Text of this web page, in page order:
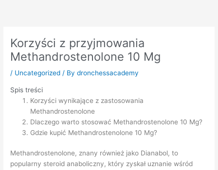
Korzyści z przyjmowania
Methandrostenolone 10 Mg
/ Uncategorized / Bydronchessacademy
Spis treści
Korzyści wynikające z zastosowania
Methandrostenolone
Dlaczego warto stosować Methandrostenolone 10 Mg?
Gdzie kupić Methandrostenolone 10 Mg?
Methandrostenolone, znany również jako Dianabol, to
popularny steroid anaboliczny, który zyskał uznanie wśród